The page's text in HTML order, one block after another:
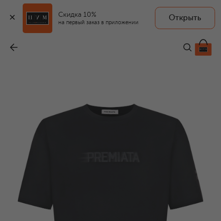
Скидка 10%
на первый заказ в приложении
Открыть
11 450 ₽